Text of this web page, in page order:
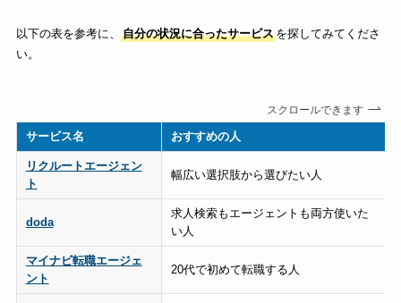
以下の表を参考に、 自分の状況に合ったサービスを探してみてくださ
い。
スクロールできます
サービス名 おすすめの人
リクルートエージェン
ト
幅広い選択肢から選びたい人
doda
求人検索もエージェントも両方使いた
い人
マイナビ転職エージェ
ント
20代で初めて転職する人